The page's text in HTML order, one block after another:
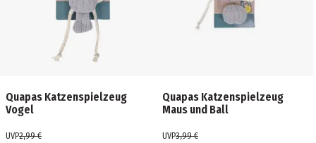
Quapas Katzenspielzeug
Vogel
UVP2,99 €
Quapas Katzenspielzeug
Maus und Ball
UVP3,99 €